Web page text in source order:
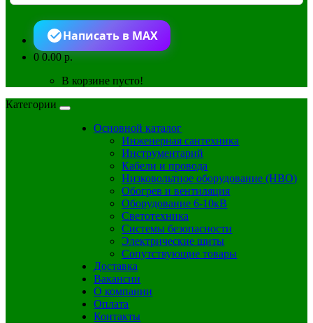
Написать в MAX
00.00 р.
В корзине пусто!
Категории
Основной каталог
Инженерная сантехника
Инструментарий
Кабели и провода
Низковольтное оборудование (НВО)
Обогрев и вентиляция
Оборудование 6-10кВ
Светотехника
Системы безопасности
Электрические щиты
Сопутствующие товары
Доставка
Вакансии
О компании
Оплата
Контакты